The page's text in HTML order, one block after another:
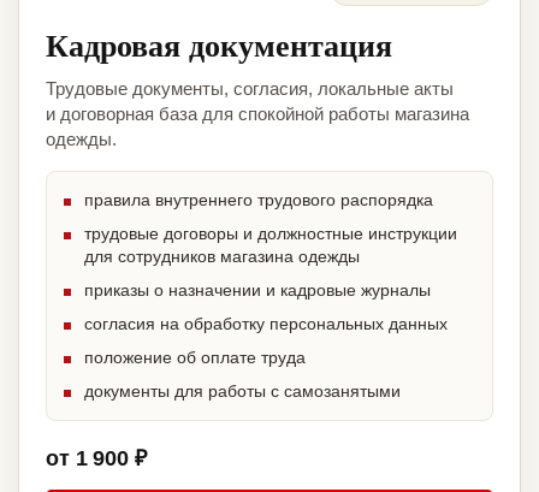
Кадровая документация
Трудовые документы, согласия, локальные акты
и договорная база для спокойной работы магазина
одежды.
правила внутреннего трудового распорядка
трудовые договоры и должностные инструкции
для сотрудников магазина одежды
приказы о назначении и кадровые журналы
согласия на обработку персональных данных
положение об оплате труда
документы для работы с самозанятыми
от 1 900 ₽